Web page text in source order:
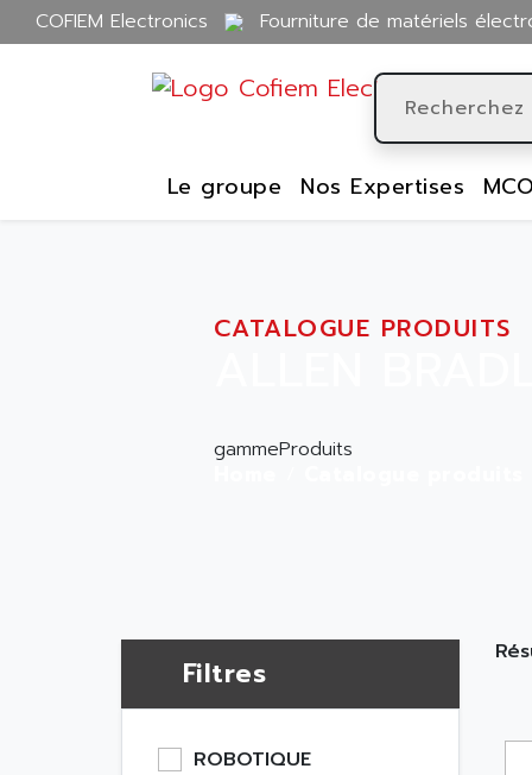
COFIEM Electronics Fourniture de matériels
Le groupe Nos Expertises
CATALOGUE PRODUITS
gammeProduits
Filtres
ROBOTIQUE